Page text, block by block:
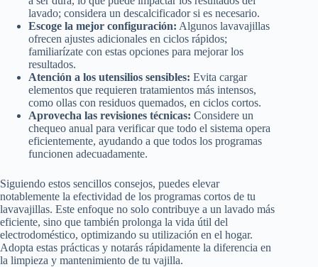
lavado; considera un descalcificador si es necesario.
Escoge la mejor configuración: Algunos lavavajillas
ofrecen ajustes adicionales en ciclos rápidos;
familiarízate con estas opciones para mejorar los
resultados.
Atención a los utensilios sensibles: Evita cargar
elementos que requieren tratamientos más intensos,
como ollas con residuos quemados, en ciclos cortos.
Aprovecha las revisiones técnicas: Considere un
chequeo anual para verificar que todo el sistema opera
eficientemente, ayudando a que todos los programas
funcionen adecuadamente.
Siguiendo estos sencillos consejos, puedes elevar
notablemente la efectividad de los programas cortos de tu
lavavajillas. Este enfoque no solo contribuye a un lavado más
eficiente, sino que también prolonga la vida útil del
electrodoméstico, optimizando su utilización en el hogar.
Adopta estas prácticas y notarás rápidamente la diferencia en
la limpieza y mantenimiento de tu vajilla.